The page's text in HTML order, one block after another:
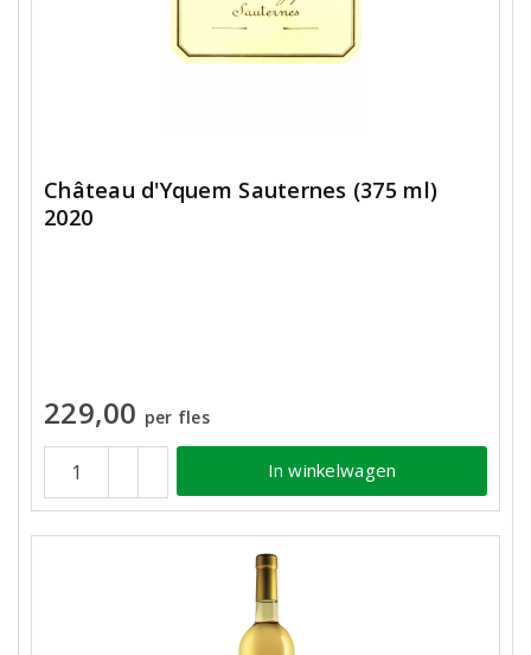
Château d'Yquem Sauternes (375 ml)
2020
229,00 per fles
In winkelwagen